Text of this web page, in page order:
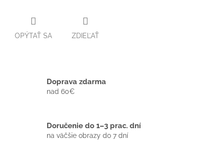
OPÝTAŤ SA ZDIEĽAŤ
Doprava zdarma
nad 60€
Doručenie do 1–3 prac. dní
na väčšie obrazy do 7 dní